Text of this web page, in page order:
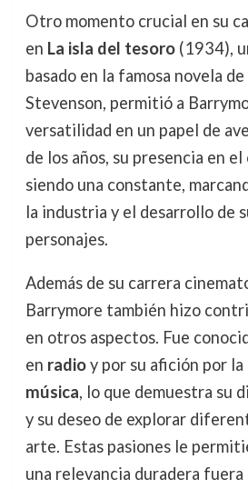
Otro momento crucial en su
en La isla del tesoro(1934),
basado en la famosa novela
Stevenson, permitió a
versatilidad en un papel de
de los años, su presencia en
siendo una constante,
la industria y el desarrollo de
personajes.
Además de su carrera
Barrymore también hizo
en otros aspectos. Fue
en radioy por su afición por la
música, lo que demuestra su
y su deseo de explorar
arte. Estas pasiones le
una relevancia duradera fuera